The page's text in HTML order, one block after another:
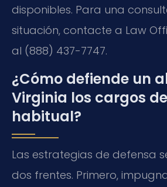
disponibles. Para una
situación, contacte a Law
al (888) 437-7747.
¿Cómo defiende un
Virginia los cargos
habitual?
Las estrategias de defensa
dos frentes. Primero,